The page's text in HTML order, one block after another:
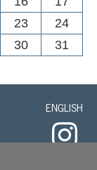
23
24
30 31
ENGLISH